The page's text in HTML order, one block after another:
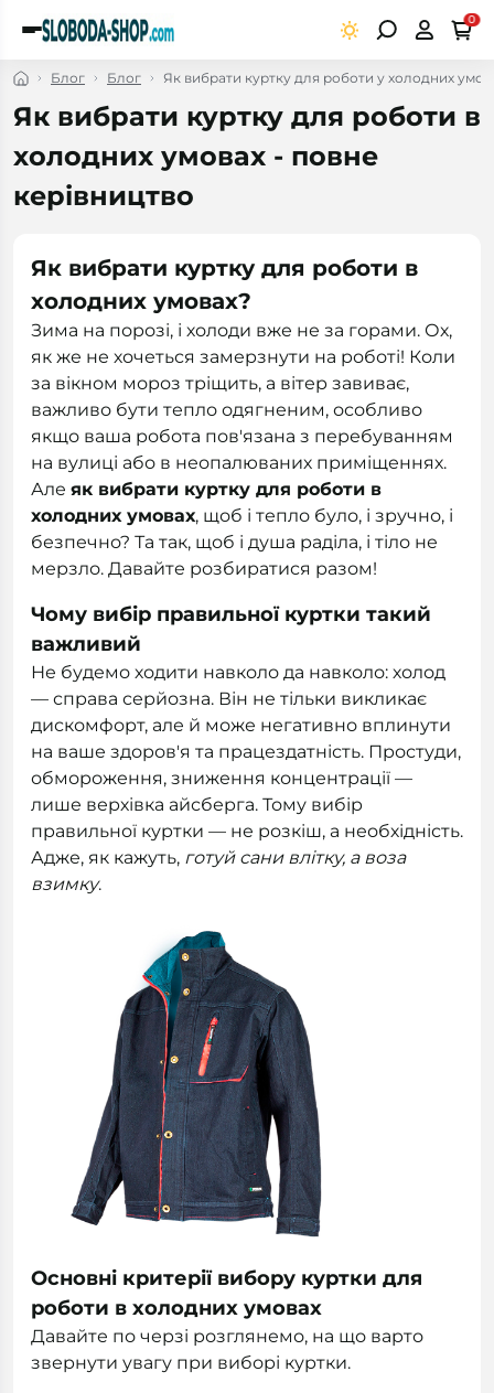
0
Блог Блог Як вибрати куртку для роботи у холодних
Як вибрати куртку для роботи в
холодних умовах - повне
керівництво
Як вибрати куртку для роботи в
холодних умовах?
Зима на порозі, і холоди вже не за горами. Ох,
як же не хочеться замерзнути на роботі! Коли
за вікном мороз тріщить, а вітер завиває,
важливо бути тепло одягненим, особливо
якщо ваша робота пов'язана з перебуванням
на вулиці або в неопалюваних приміщеннях.
Але як вибрати куртку для роботи в
холодних умовах, щоб і тепло було, і зручно, і
безпечно? Та так, щоб і душа раділа, і тіло не
мерзло. Давайте розбиратися разом!
Чому вибір правильної куртки такий
важливий
Не будемо ходити навколо да навколо: холод
— справа серйозна. Він не тільки викликає
дискомфорт, але й може негативно вплинути
на ваше здоров'я та працездатність. Простуди,
обмороження, зниження концентрації —
лише верхівка айсберга. Тому вибір
правильної куртки — не розкіш, а необхідність.
Адже, як кажуть, готуй сани влітку, а воза
взимку.
Основні критерії вибору куртки для
роботи в холодних умовах
Давайте по черзі розглянемо, на що варто
звернути увагу при виборі куртки.